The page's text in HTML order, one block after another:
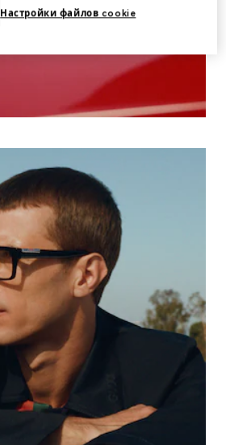
Настройки файлов cookie